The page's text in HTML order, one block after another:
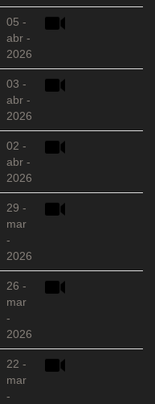
05 -
abr -
2026
03 -
abr -
2026
02 -
abr -
2026
29 -
mar
-
2026
26 -
mar
-
2026
22 -
mar
-